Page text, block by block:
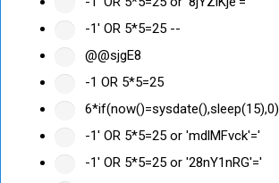
-1' OR 5*5=25 --
@@sjgE8
-1 OR 5*5=25
6*if(now()=sysdate(),sleep(15),0)
-1' OR 5*5=25 or 'mdlMFvck'='
-1' OR 5*5=25 or '28nY1nRG'='